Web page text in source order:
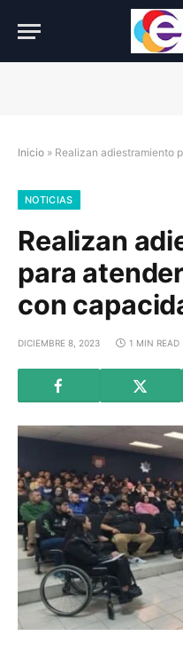
Inicio » Realizan adiestramiento para
NOTICIAS
Realizan
para
con
DICIEMBRE 8, 2023 1 MIN READ